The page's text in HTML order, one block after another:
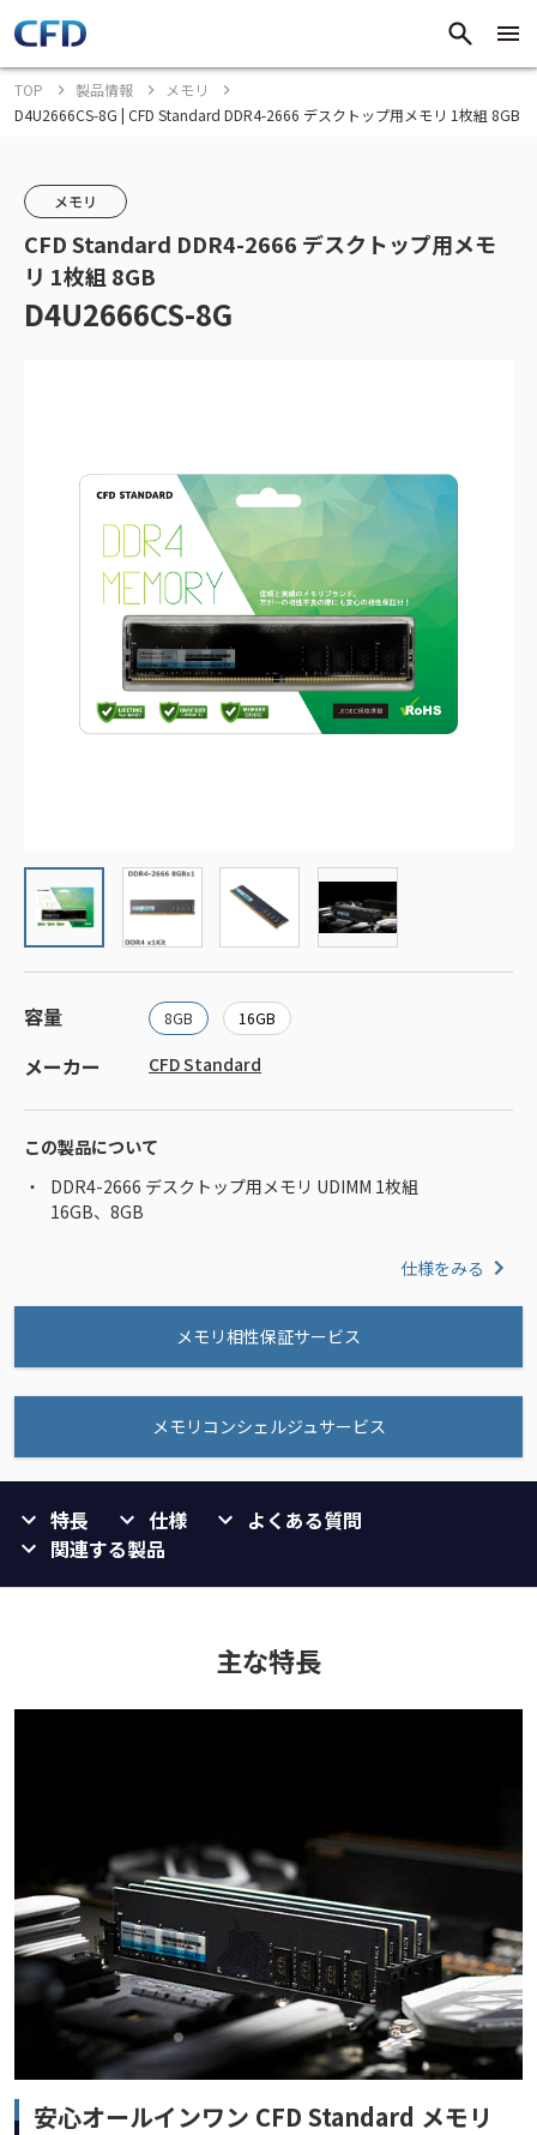
TOP 製品情報
メモリ
D4U2666CS-8G | CFD Standard DDR4-2666 デスクトップ用メモリ 1枚組 8GB
メモリ
CFD Standard DDR4-2666 デスクトップ用メモ
リ 1枚組 8GB
D4U2666CS-8G
容量 8GB 16GB
メーカー CFD Standard
この製品について
DDR4-2666 デスクトップ用メモリ UDIMM 1枚組
16GB、8GB
仕様をみる
メモリ相性保証サービス
メモリコンシェルジュサービス
特長 仕様
よくある質問
関連する製品
主な特長
安心オールインワン CFD Standard メモリ